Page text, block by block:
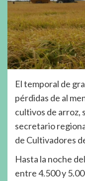
El temporal de
pérdidas de al
cultivos de arroz,
secretario
de Cultivadores
Hasta la noche
entre 4.500 y